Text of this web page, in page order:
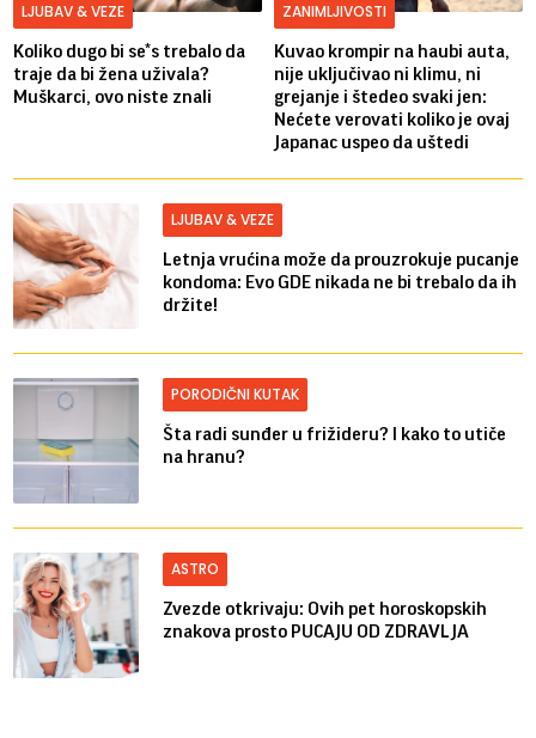
LJUBAV & VEZE
Koliko dugo bi se*s trebalo da
traje da bi žena uživala?
Muškarci, ovo niste znali
ZANIMLJIVOSTI
Kuvao krompir na haubi auta,
nije uključivao ni klimu, ni
grejanje i štedeo svaki jen:
Nećete verovati koliko je ovaj
Japanac uspeo da uštedi
LJUBAV & VEZE
Letnja vrućina može da prouzrokuje pucanje
kondoma: Evo GDE nikada ne bi trebalo da ih
držite!
PORODIČNI KUTAK
Šta radi sunđer u frižideru? I kako to utiče
na hranu?
ASTRO
Zvezde otkrivaju: Ovih pet horoskopskih
znakova prosto PUCAJU OD ZDRAVLJA